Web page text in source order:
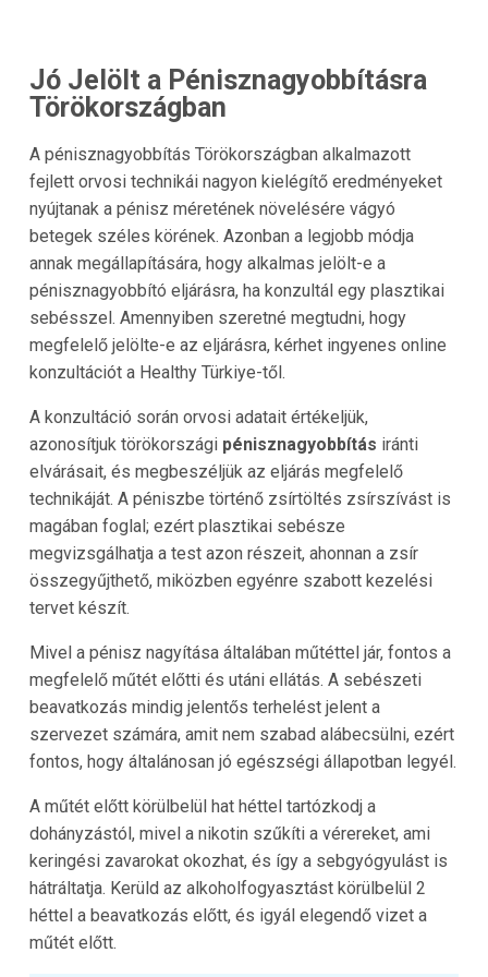
Jó Jelölt a Pénisznagyobbításra
Törökországban
A pénisznagyobbítás Törökországban alkalmazott
fejlett orvosi technikái nagyon kielégítő eredményeket
nyújtanak a pénisz méretének növelésére vágyó
betegek széles körének. Azonban a legjobb módja
annak megállapítására, hogy alkalmas jelölt-e a
pénisznagyobbító eljárásra, ha konzultál egy plasztikai
sebésszel. Amennyiben szeretné megtudni, hogy
megfelelő jelölte-e az eljárásra, kérhet ingyenes online
konzultációt a Healthy Türkiye-től.
A konzultáció során orvosi adatait értékeljük,
azonosítjuk törökországi pénisznagyobbítás iránti
elvárásait, és megbeszéljük az eljárás megfelelő
technikáját. A péniszbe történő zsírtöltés zsírszívást is
magában foglal; ezért plasztikai sebésze
megvizsgálhatja a test azon részeit, ahonnan a zsír
összegyűjthető, miközben egyénre szabott kezelési
tervet készít.
Mivel a pénisz nagyítása általában műtéttel jár, fontos a
megfelelő műtét előtti és utáni ellátás. A sebészeti
beavatkozás mindig jelentős terhelést jelent a
szervezet számára, amit nem szabad alábecsülni, ezért
fontos, hogy általánosan jó egészségi állapotban legyél.
A műtét előtt körülbelül hat héttel tartózkodj a
dohányzástól, mivel a nikotin szűkíti a vérereket, ami
keringési zavarokat okozhat, és így a sebgyógyulást is
hátráltatja. Kerüld az alkoholfogyasztást körülbelül 2
héttel a beavatkozás előtt, és igyál elegendő vizet a
műtét előtt.